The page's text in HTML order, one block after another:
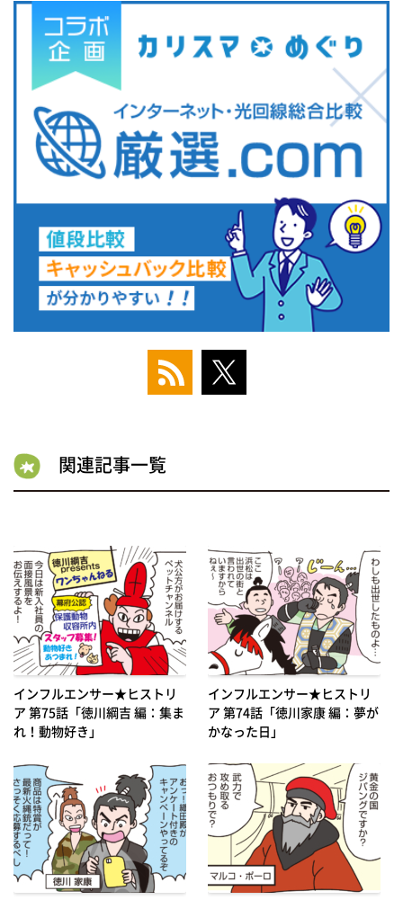
関連記事一覧
インフルエンサー★ヒストリ
ア 第75話「徳川綱吉 編：集ま
れ！動物好き」
インフルエンサー★ヒストリ
ア 第74話「徳川家康 編：夢が
かなった日」